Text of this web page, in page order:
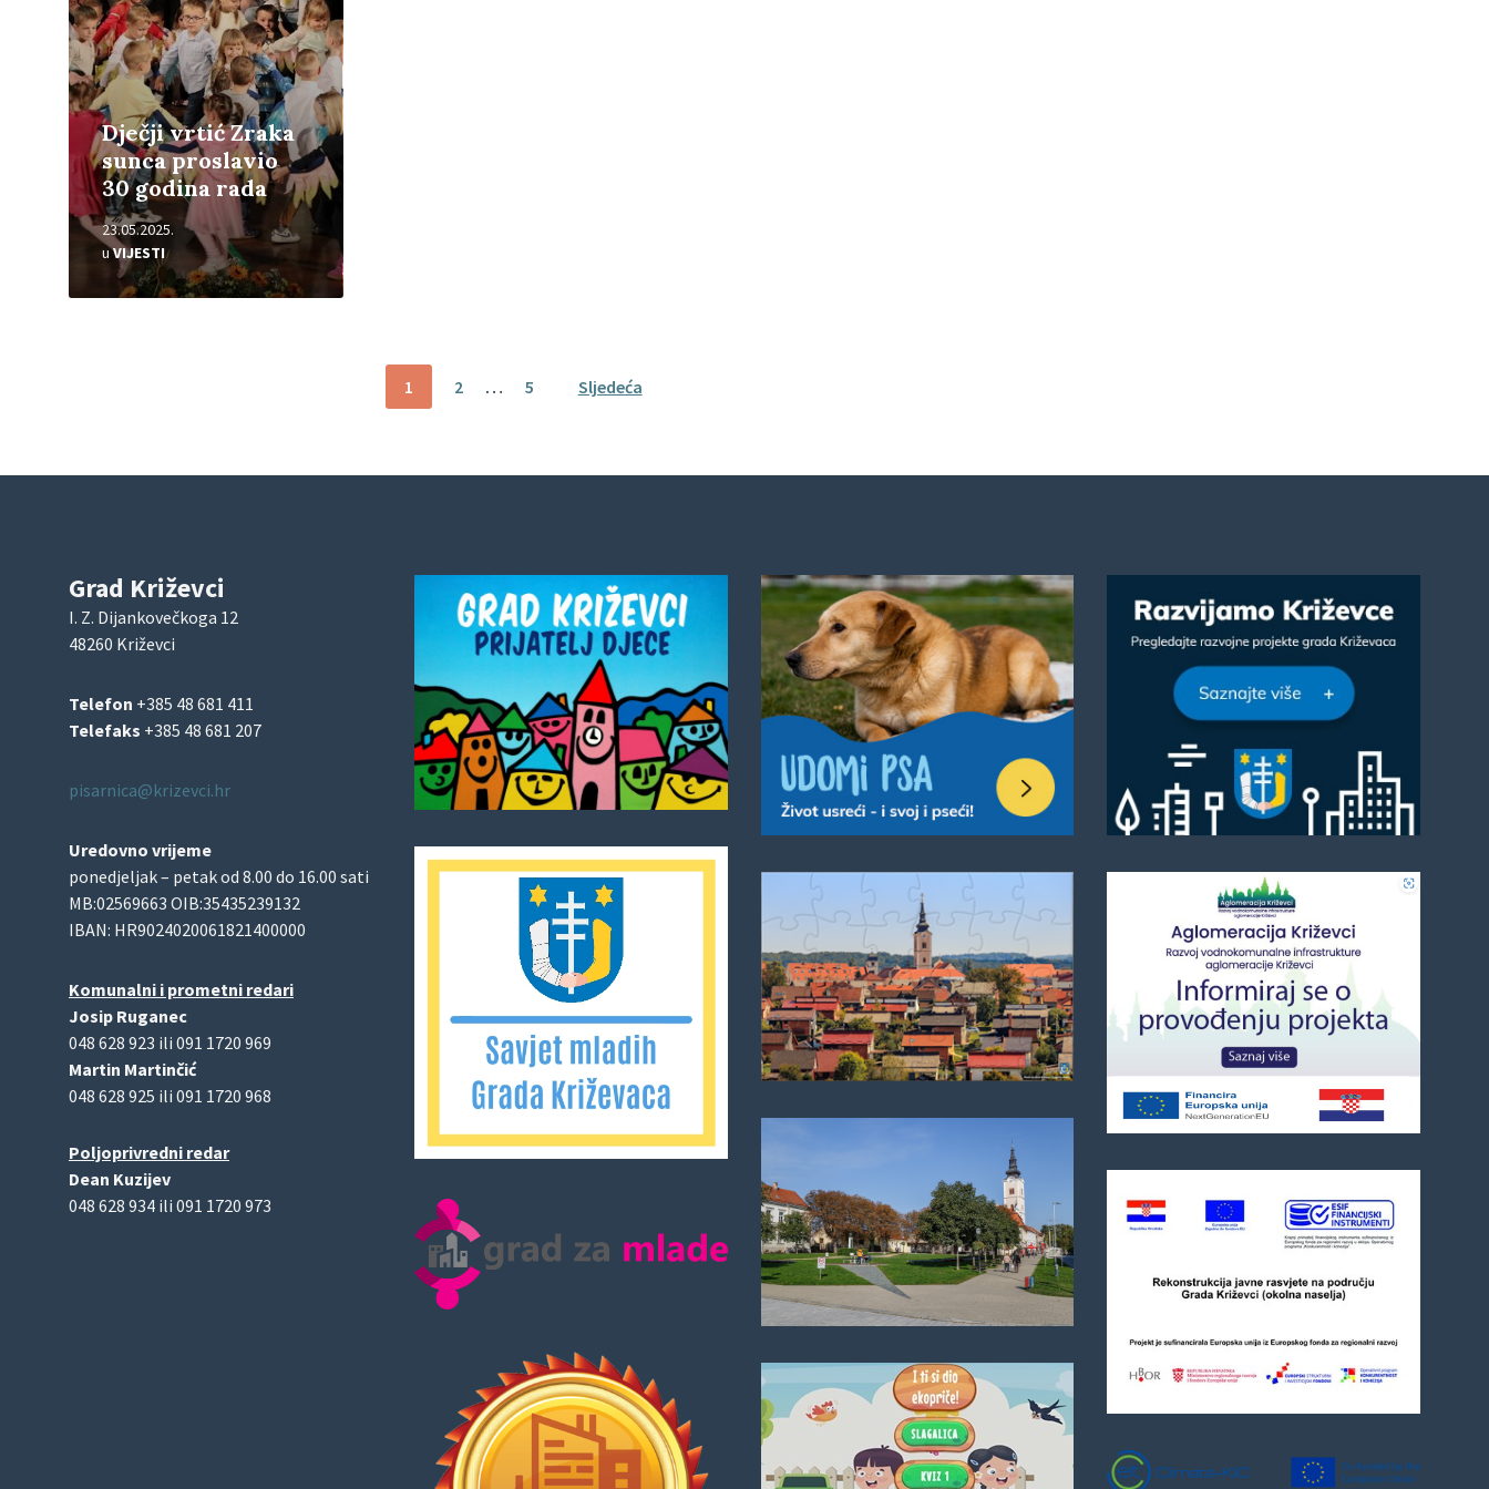
Dječji vrtić Zraka
sunca proslavio
30 godina rada
23.05.2025.
uVIJESTI
objava
1 2 … 5 Sljedeća
Grad Križevci
I. Z. Dijankovečkoga 12
48260 Križevci
Telefon +385 48 681 411
Telefaks +385 48 681 207
pisarnica@krizevci.hr
Uredovno vrijeme
ponedjeljak – petak od 8.00 do 16.00 sati
MB:02569663 OIB:35435239132
IBAN: HR9024020061821400000
Komunalni i prometni redari
Josip Ruganec
048 628 923 ili 091 1720 969
Martin Martinčić
048 628 925 ili 091 1720 968
Poljoprivredni redar
Dean Kuzijev
048 628 934 ili 091 1720 973